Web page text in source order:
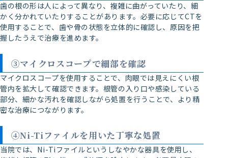
歯の根の形は人によって異なり、複雑に曲がっていたり、細
かく分かれていたりすることがあります。必要に応じてCTを
使用することで、歯や骨の状態を立体的に確認し、原因を把
握したうえで治療を進めます。
③マイクロスコープで細部を確認
マイクロスコープを使用することで、肉眼では見えにくい根
管内を拡大して確認できます。根管の入り口や感染している
部分、細かな汚れを確認しながら処置を行うことで、より精
密な治療につながります。
④Ni-Tiファイルを用いた丁寧な処置
当院では、Ni-Tiファイルというしなやかな器具を使用し、